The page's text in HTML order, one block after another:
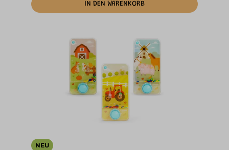
IN DEN WARENKORB
NEU